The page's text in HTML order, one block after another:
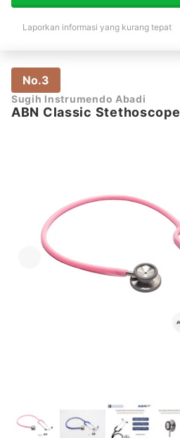
Laporkan informasi yang kurang tepat
No.3
Sugih Instrumendo Abadi
ABN Classic Stethoscope